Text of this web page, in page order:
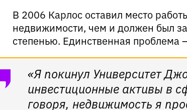
В 2006 Карлос оставил место
недвижимости, чем и должен был
степенью. Единственная
«Я покинул Университет
инвестиционные активы в
говоря, недвижимость я